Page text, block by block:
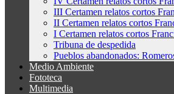
III Certamen relatos cortos
II Certamen relatos cortos
I Certamen relatos cortos
Tribuna de despedida
Pueblos abandonados:
Medio Ambiente
Fototeca
Multimedia